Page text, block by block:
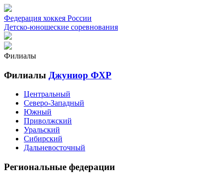
Федерация хоккея России
Детско-юношеские соревнования
Филиалы
Филиалы Джуниор ФХР
Центральный
Северо-Западный
Южный
Приволжский
Уральский
Сибирский
Дальневосточный
Региональные федерации